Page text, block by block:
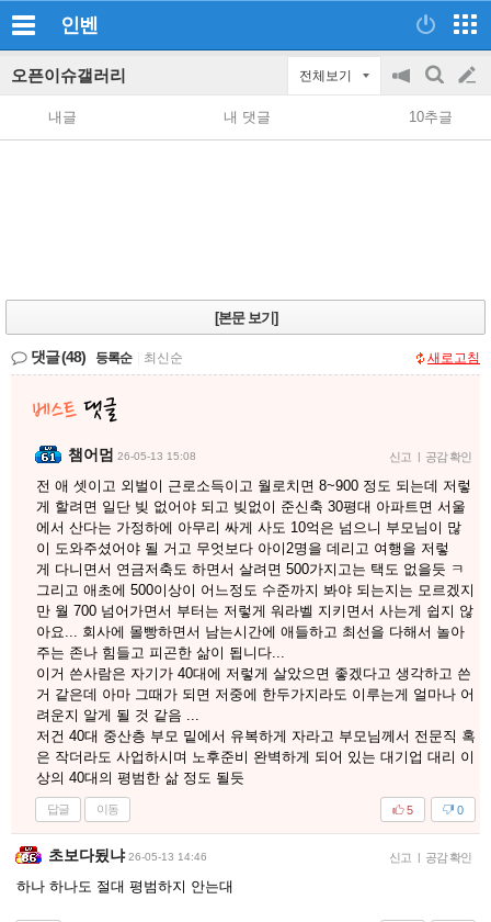
인벤
오픈이슈갤러리 전체보기
공
지
on/off
검
색
글
쓰
내글 내 댓글 10추글
[본문 보기]
댓글(48) 등록순 최신순 새로고침
챔어멈 26-05-13 15:08 신고 | 공감 확인
전 애 셋이고 외벌이 근로소득이고 월로치면 8~900 정도 되는데 저렇
게 할려면 일단 빚 없어야 되고 빚없이 준신축 30평대 아파트면 서울
에서 산다는 가정하에 아무리 싸게 사도 10억은 넘으니 부모님이 많
이 도와주셨어야 될 거고 무엇보다 아이2명을 데리고 여행을 저렇
게 다니면서 연금저축도 하면서 살려면 500가지고는 택도 없을듯 ㅋ
그리고 애초에 500이상이 어느정도 수준까지 봐야 되는지는 모르겠지
만 월 700 넘어가면서 부터는 저렇게 워라벨 지키면서 사는게 쉽지 않
아요... 회사에 몰빵하면서 남는시간에 애들하고 최선을 다해서 놀아
주는 존나 힘들고 피곤한 삶이 됩니다...
이거 쓴사람은 자기가 40대에 저렇게 살았으면 좋겠다고 생각하고 쓴
거 같은데 아마 그때가 되면 저중에 한두가지라도 이루는게 얼마나 어
려운지 알게 될 것 같음 ...
저건 40대 중산층 부모 밑에서 유복하게 자라고 부모님께서 전문직 혹
은 작더라도 사업하시며 노후준비 완벽하게 되어 있는 대기업 대리 이
상의 40대의 평범한 삶 정도 될듯
답글 이동 0
5
초보다됬냐 26-05-13 14:46 신고 | 공감 확인
하나 하나도 절대 평범하지 안는대